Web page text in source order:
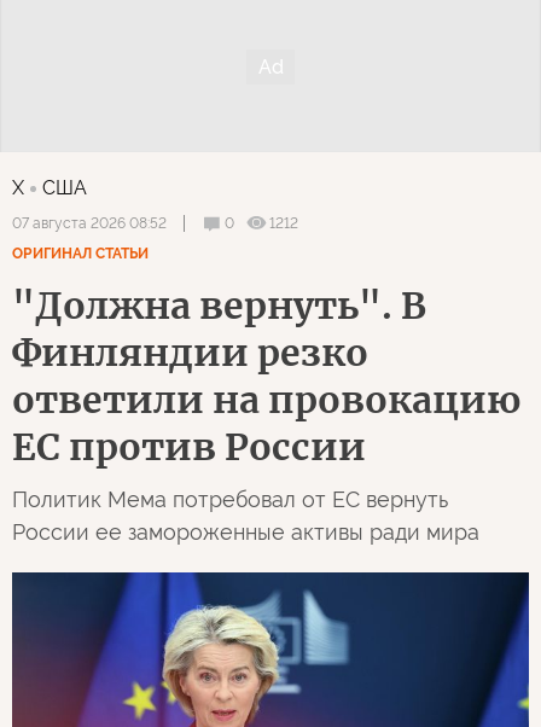
X США
07 августа 2026 08:52 0
1212
ОРИГИНАЛ СТАТЬИ
"Должна вернуть". В
Финляндии резко
ответили на провокацию
ЕС против России
Политик Мема потребовал от ЕС вернуть
России ее замороженные активы ради мира